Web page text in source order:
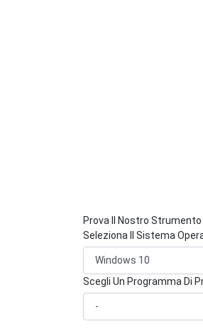
Prova Il Nostro
Seleziona Il Sistema
Scegli Un Programma Di